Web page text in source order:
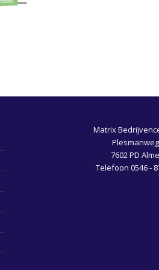
Matrix
7602 PD
Telefoon 0546 -